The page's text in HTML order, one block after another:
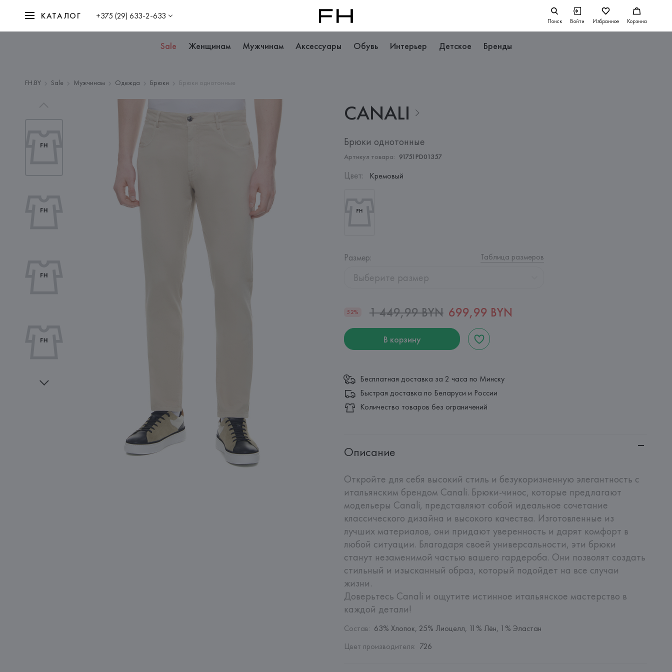
КАТАЛОГ +375 (29) 633-2-633 Поиск Войти Избранное Корзина
Sale Женщинам Мужчинам Аксессуары Обувь Интерьер Детское Бренды
FH.BY Sale Мужчинам Одежда Брюки Брюки однотонные
CANALI
Брюки однотонные
Артикул товара: 91751PD01357
Цвет: Кремовый
Размер: Таблица размеров
Выберите размер
52% 1 449,99 BYN 699,99 BYN
В корзину
Бесплатная доставка за 2 часа по Минску
Быстрая доставка по Беларуси и России
Количество товаров без ограничений
Описание
Откройте для себя высокий стиль и безукоризненную элегантность с
итальянским брендом Canali. Брюки-чинос, которые предлагают
модельеры Canali, представляют собой идеальное сочетание
классического дизайна и высокого качества. Изготовленные из
лучших материалов, они придают уверенность и дарят комфорт в
любой ситуации. Благодаря своей универсальности, эти брюки
станут незаменимой частью вашего гардероба. Они позволят создать
стильный и изысканный образ, который подойдет на все случаи
жизни.
Доверьтесь Canali и ощутите истинное итальянское мастерство в
каждой детали!
Состав: 63% Хлопок, 25% Лиоцелл, 11% Лён, 1% Эластан
Цвет производителя: 726